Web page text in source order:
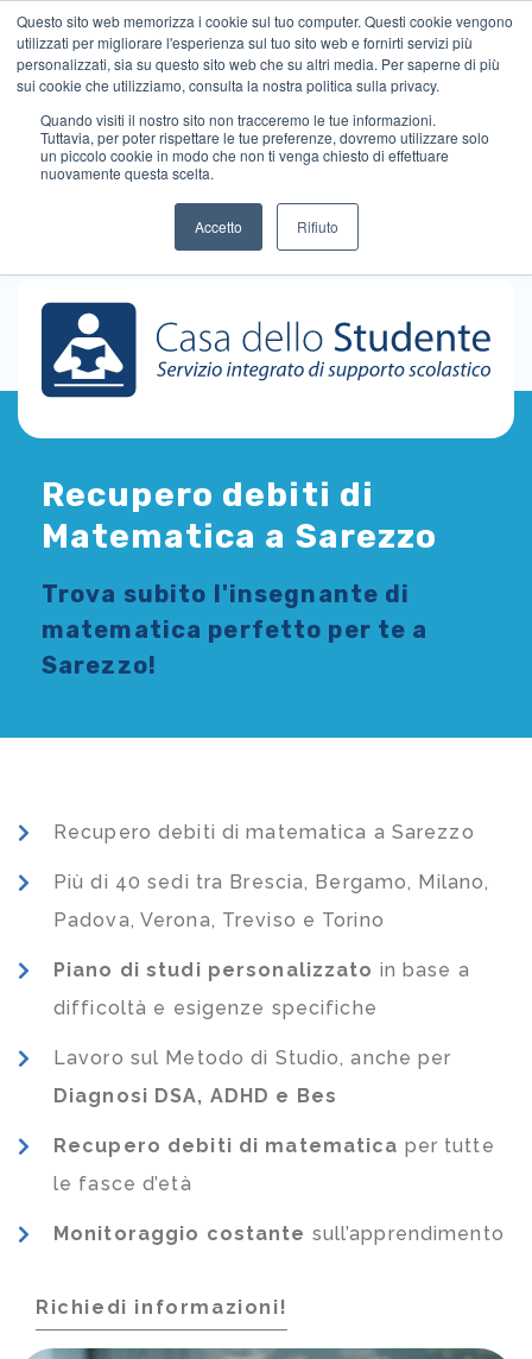
Questo sito web memorizza i cookie sul tuo computer. Questi cookie vengono
utilizzati per migliorare l'esperienza sul tuo sito web e fornirti servizi più
personalizzati, sia su questo sito web che su altri media. Per saperne di più
sui cookie che utilizziamo, consulta la nostra politica sulla privacy.
Quando visiti il ​​nostro sito non tracceremo le tue informazioni.
Tuttavia, per poter rispettare le tue preferenze, dovremo utilizzare solo
un piccolo cookie in modo che non ti venga chiesto di effettuare
nuovamente questa scelta.
Accetto Rifiuto
Recupero debiti di
Matematica a Sarezzo
Trova subito l'insegnante di
matematica perfetto per te a
Sarezzo!
Recupero debiti di matematica a Sarezzo
Più di 40 sedi tra Brescia, Bergamo, Milano,
Padova, Verona, Treviso e Torino
Piano di studi personalizzato in base a
difficoltà e esigenze specifiche
Lavoro sul Metodo di Studio, anche per
Diagnosi DSA, ADHD e Bes
Recupero debiti di matematica per tutte
le fasce d’età
Monitoraggio costante sull’apprendimento
Richiedi informazioni!